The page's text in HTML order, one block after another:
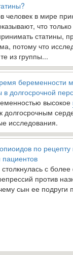
человек в мире
что
статины,
потому что
из группы...
беременности
долгосрочной
высокое
долгосрочным
исследования.
по
пациентов
с
против
сын ее подруги